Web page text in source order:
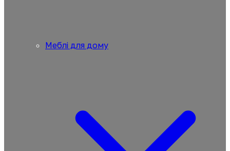
Меблі для дому